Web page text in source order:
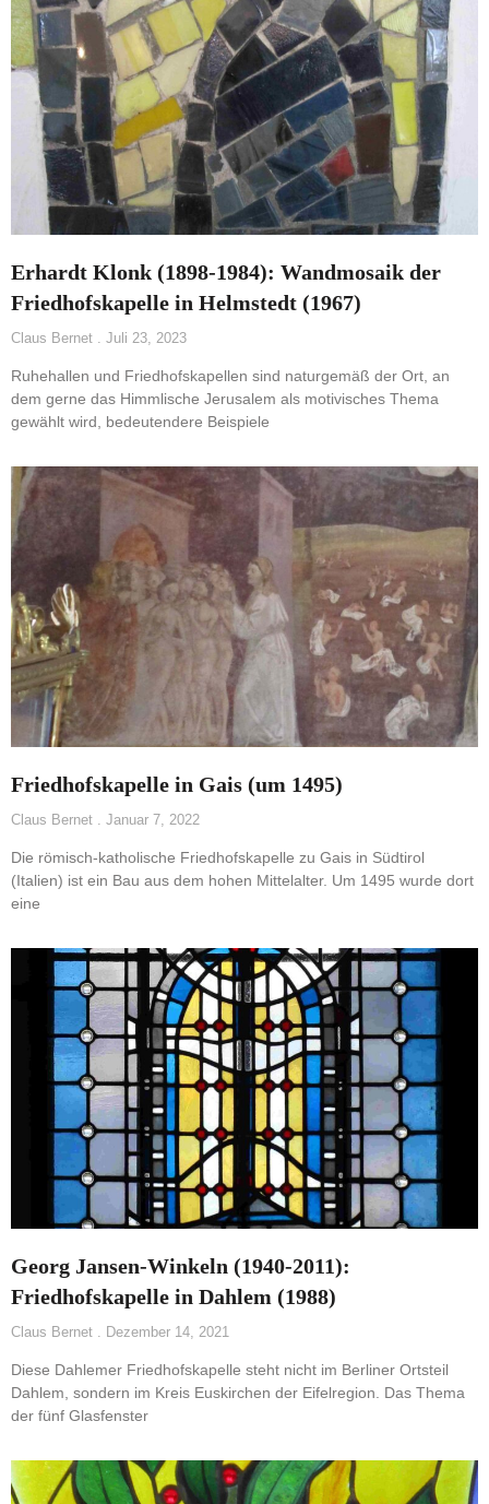
Erhardt Klonk (1898-1984): Wandmosaik der
Friedhofskapelle in Helmstedt (1967)
Claus Bernet Juli 23, 2023
Ruhehallen und Friedhofskapellen sind naturgemäß der Ort, an
dem gerne das Himmlische Jerusalem als motivisches Thema
gewählt wird, bedeutendere Beispiele
Friedhofskapelle in Gais (um 1495)
Claus Bernet Januar 7, 2022
Die römisch-katholische Friedhofskapelle zu Gais in Südtirol
(Italien) ist ein Bau aus dem hohen Mittelalter. Um 1495 wurde dort
eine
Georg Jansen-Winkeln (1940-2011):
Friedhofskapelle in Dahlem (1988)
Claus Bernet Dezember 14, 2021
Diese Dahlemer Friedhofskapelle steht nicht im Berliner Ortsteil
Dahlem, sondern im Kreis Euskirchen der Eifelregion. Das Thema
der fünf Glasfenster